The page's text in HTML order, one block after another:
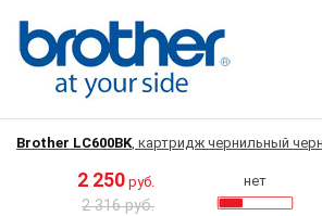
Brother LC600BK, картридж чернильный
2 250 руб.
2 316 руб.
нет